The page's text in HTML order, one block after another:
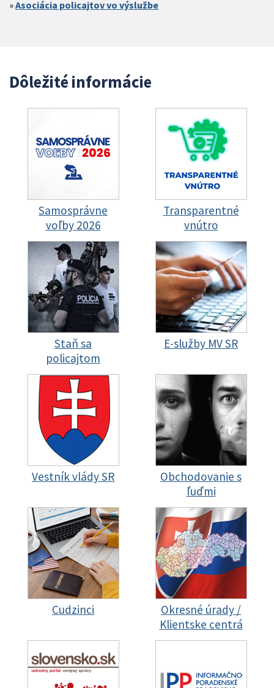
Asociácia policajtov vo výslužbe
Dôležité informácie
Samosprávne
voľby 2026
Transparentné
vnútro
Staň sa
policajtom
E-služby MV SR
Vestník vlády SR
Obchodovanie s
ľuďmi
Cudzinci
Okresné úrady /
Klientske centrá